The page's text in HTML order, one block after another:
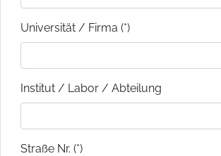
Universität / Firma (*)
Institut / Labor / Abteilung
Straße Nr. (*)